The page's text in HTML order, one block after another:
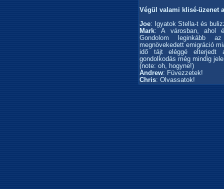
Végül valami klisé-üzenet
Joe: Igyatok Stella-t és
Mark: A városban, ahol
Gondolom leginkább
megnövekedett emigráció
idő tájt eléggé elterjedt
gondolkodás még mindig
(note: oh, hogyne!)
Andrew: Füvezzetek!
Chris: Olvassatok!